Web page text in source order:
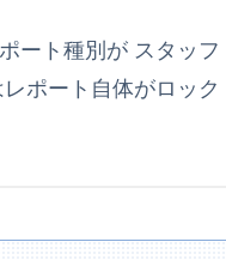
ート種別が スタッフ
ポート自体がロック